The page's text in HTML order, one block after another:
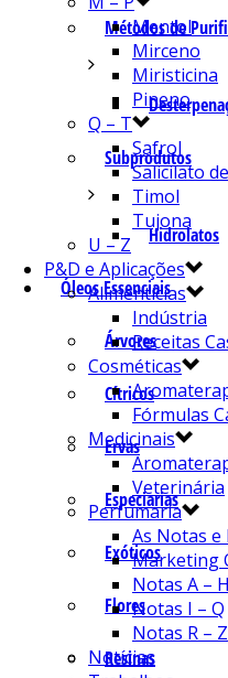
Métodos de
Subprodutos
Hidrolatos
Óleos Essenciais
Árvores
Cítricos
Ervas
Especiarias
Exóticos
Flores
Resinas
Mentol
Mirceno
Miristicina
Pineno
Q – T
Safrol
Salicilato
Timol
Tujona
U – Z
P&D e Aplicações
Alimentícias
Indústria
Receitas
Cosméticas
Fórmulas
Medicinais
Veterinária
Perfumaria
As Notas e
Marketing
Notas A – H
Notas I – Q
Notas R – Z
Notícias